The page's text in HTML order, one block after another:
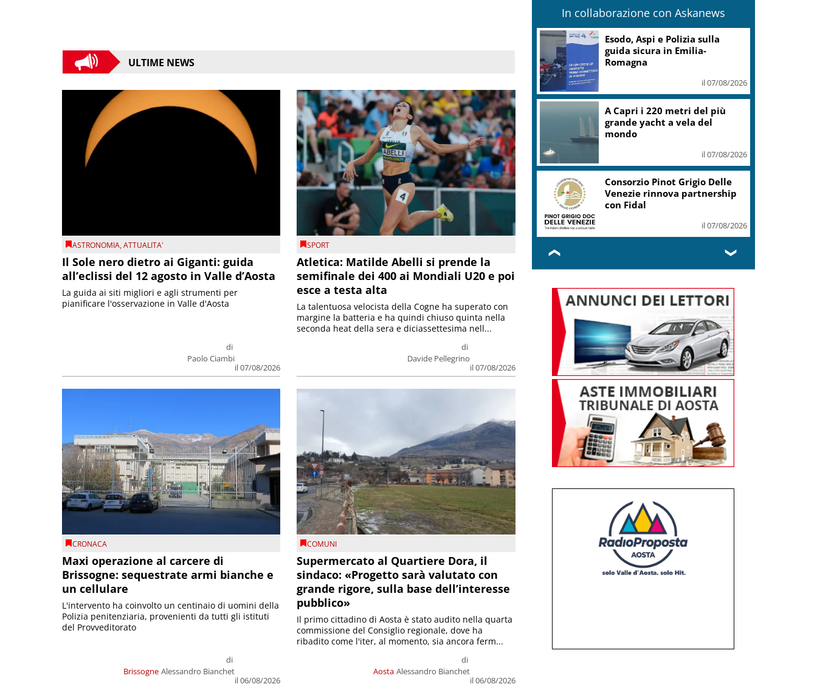
ULTIME NEWS
ASTRONOMIA,ATTUALITA'
Il Sole nero dietro ai Giganti: guida
all’eclissi del 12 agosto in Valle d’Aosta
di
Paolo Ciambi
il 07/08/2026
La guida ai siti migliori e agli strumenti per
pianificare l'osservazione in Valle d'Aosta
SPORT
Atletica: Matilde Abelli si prende la
semifinale dei 400 ai Mondiali U20 e poi
esce a testa alta
di
Davide Pellegrino
il 07/08/2026
La talentuosa velocista della Cogne ha superato con
margine la batteria e ha quindi chiuso quinta nella
seconda heat della sera e diciassettesima nell...
CRONACA
Maxi operazione al carcere di
Brissogne: sequestrate armi bianche e
un cellulare
Brissogne
di
Alessandro Bianchet
il 06/08/2026
L'intervento ha coinvolto un centinaio di uomini della
Polizia penitenziaria, provenienti da tutti gli istituti
del Provveditorato
COMUNI
Supermercato al Quartiere Dora, il
sindaco: «Progetto sarà valutato con
grande rigore, sulla base dell’interesse
pubblico»
Aosta
di
Alessandro Bianchet
il 06/08/2026
Il primo cittadino di Aosta è stato audito nella quarta
commissione del Consiglio regionale, dove ha
ribadito come l'iter, al momento, sia ancora ferm...
In collaborazione con Askanews
Caldo almeno fino a
Ferragosto: attesi 38-39 gradi a
Roma e Milano
il 07/08/2026
Coldiretti: 60% del territorio
italiano è colpito dalla siccità
Unipol, +42% a 1,06 mld utile
netto gruppo I semestre (con
Bper)
il 07/08/2026
❮ ❯